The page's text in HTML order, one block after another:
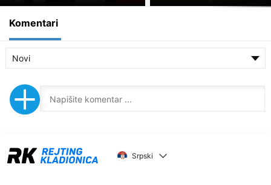
Komentari
Novi
Srpski